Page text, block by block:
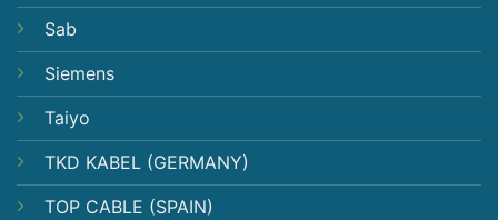
Sab
Siemens
Taiyo
TKD KABEL (GERMANY)
TOP CABLE (SPAIN)